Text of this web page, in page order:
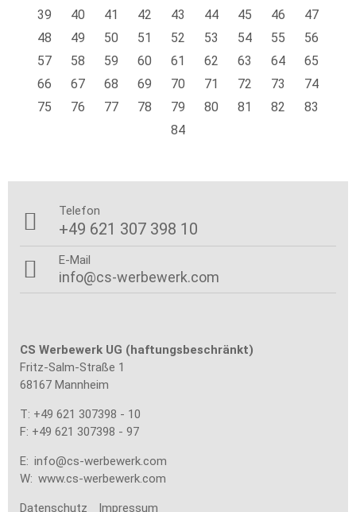
39
40 41 42 43 44 45 46
47
48
49 50 51 52 53 54 55
56
57
58 59 60 61 62 63 64
65
66
67 68 69 70 71 72 73
74
75
76 77 78 79 80 81 82
83
84
CS Werbewerk UG (haftungsbeschränkt)
Fritz-Salm-Straße 1
68167 Mannheim
T: +49 621 307398 - 10
F: +49 621 307398 - 97
E: info@cs-werbewerk.com
W: www.cs-werbewerk.com
Datenschutz Impressum
 Telefon
+49 621 307 398 10
 E-Mail
info@cs-werbewerk.com